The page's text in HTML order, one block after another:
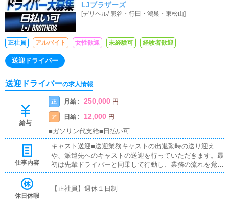
LJブラザーズ
[デリヘル/熊谷・行田・鴻巣・東松山]
正社員 アルバイト 女性歓迎 未経験可 経験者歓迎
送迎ドライバー
送迎ドライバーの求人情報
給与
正 月給 : 250,000 円
ア 日給 : 12,000 円
■ガソリン代支給■日払い可
仕事内容
キャスト送迎■送迎業務キャストの出退勤時の送り迎え
や、派遣先へのキャストの送迎を行っていただきます。最
初は先輩ドライバーと同乗して行動し、業務の流れを覚え
ていただきますので、未経験の方でも安心して働けます。
リン代・高速代は支給します。■清掃業務送迎業務の空き
休日休暇
【正社員】週休１日制